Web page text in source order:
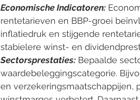
Economische Indicatoren:
rentetarieven en BBP-groei
inflatiedruk en stijgende
stabielere winst- en
Sectorsprestaties: Bepaalde
waardebeleggingscategorie.
en verzekeringsmaatschappijen,